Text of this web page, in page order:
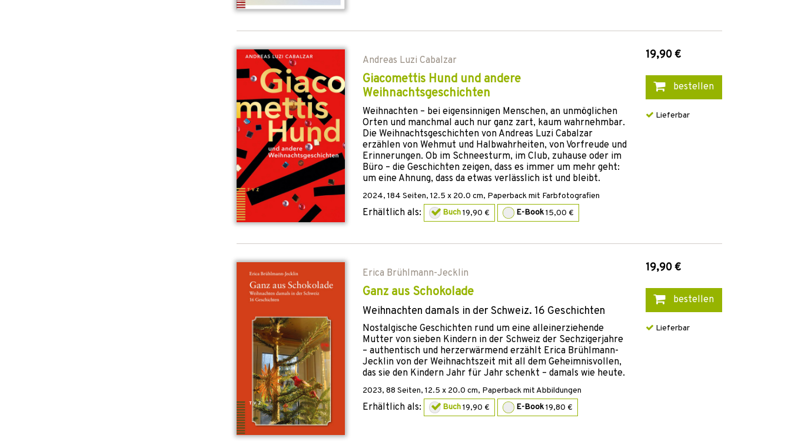
Andreas Luzi Cabalzar
Giacomettis Hund und andere
Weihnachtsgeschichten
Weihnachten – bei eigensinnigen Menschen, an unmöglichen
Orten und manchmal auch nur ganz zart, kaum wahrnehmbar.
Die Weihnachtsgeschichten von Andreas Luzi Cabalzar
erzählen von Wehmut und Halbwahrheiten, von Vorfreude und
Erinnerungen. Ob im Schneesturm, im Club, zuhause oder im
Büro – die Geschichten zeigen, dass es immer um mehr geht:
um eine Ahnung, dass da etwas verlässlich ist und bleibt.
2024, 184 Seiten, 12.5 x 20.0 cm, Paperback mit Farbfotografien
Erhältlich als: Buch19,90 € E-Book15,00 €
19,90 €
bestellen
Lieferbar
Erica Brühlmann-Jecklin
Ganz aus Schokolade
Weihnachten damals in der Schweiz. 16 Geschichten
Nostalgische Geschichten rund um eine alleinerziehende
Mutter von sieben Kindern in der Schweiz der Sechzigerjahre
– authentisch und herzerwärmend erzählt Erica Brühlmann-
Jecklin von der Weihnachtszeit mit all dem Geheimnisvollen,
das sie den Kindern Jahr für Jahr schenkt – damals wie heute.
2023, 88 Seiten, 12.5 x 20.0 cm, Paperback mit Abbildungen
Erhältlich als: Buch19,90 € E-Book19,80 €
19,90 €
bestellen
Lieferbar